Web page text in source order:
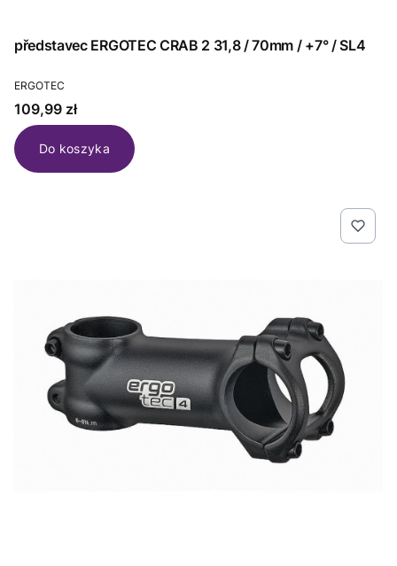
představec ERGOTEC CRAB 2 31,8 / 70mm / +7° / SL4
PRODUCENT
ERGOTEC
Cena
109,99 zł
Do koszyka